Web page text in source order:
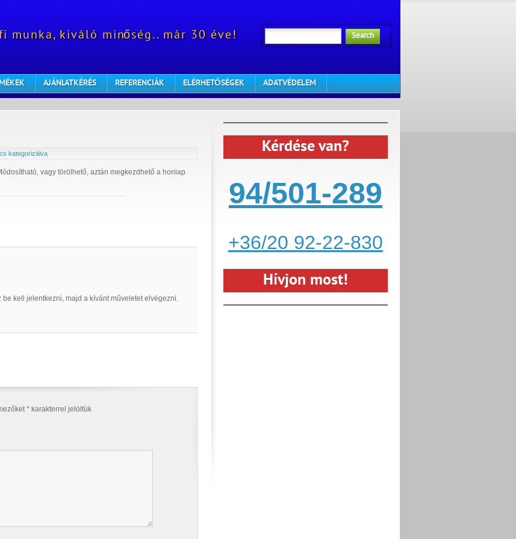
munka, kiváló minőség.. már 30 éve! Search
AJÁNLATKÉRÉS REFERENCIÁK ELÉRHETŐSÉGEK ADATVÉDELEM
kategorizálva
vagy törölhető, aztán megkezdhető a honlap
kell jelentkezni, majd a kívánt műveletet elvégezni.
* karakterrel jelöltük
Kérdése van?
94/501-289
+36/20 92-22-830
Hívjon most!